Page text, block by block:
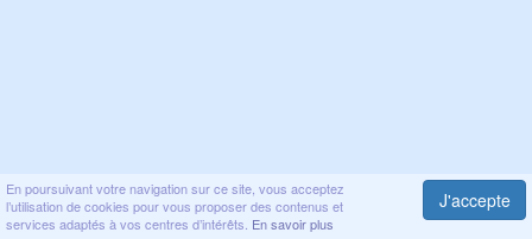
En poursuivant votre navigation sur ce site, vous acceptez
l’utilisation de cookies pour vous proposer des contenus et
services adaptés à vos centres d’intérêts. En savoir plus
J'accepte